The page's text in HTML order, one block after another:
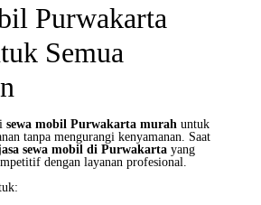
Purwakarta
Semua
sewa mobil Purwakarta murah untuk
tanpa mengurangi kenyamanan. Saat
sewa mobil di Purwakarta yang
dengan layanan profesional.